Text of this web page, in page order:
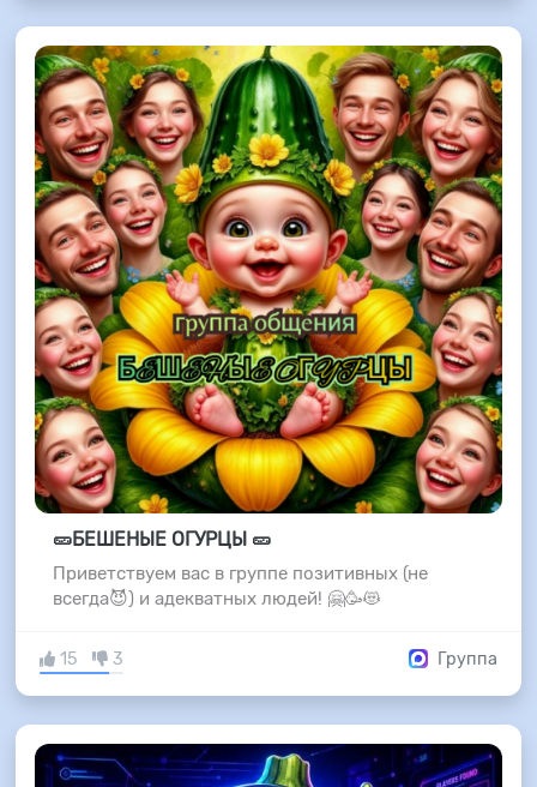
🥒БЕШЕНЫЕ ОГУРЦЫ 🥒
Приветствуем вас в группе позитивных (не
всегда😈) и адекватных людей! 🤗🥳😻
15 3 Группа